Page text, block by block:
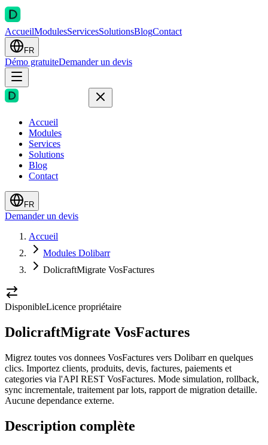
AccueilModulesServicesSolutionsBlogContact
FR
Démo gratuiteDemander un devis
Accueil
Modules
Services
Solutions
Blog
Contact
FR
Demander un devis
Accueil
Modules Dolibarr
DolicraftMigrate VosFactures
DisponibleLicence propriétaire
DolicraftMigrate VosFactures
Migrez toutes vos donnees VosFactures vers Dolibarr en quelques
clics. Importez clients, produits, devis, factures, paiements et
categories via l'API REST VosFactures. Mode simulation, rollback,
sync incrementale, traitement par lots, rapport de migration detaille.
Aucune dependance externe.
Description complète